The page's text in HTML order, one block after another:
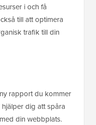
i och få
till att optimera
trafik till din
rapport du kommer
dig att spåra
din webbplats.